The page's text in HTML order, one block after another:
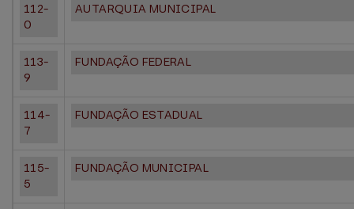
112-
0
AUTARQUIA MUNICIPAL
113-
9
FUNDAÇÃO FEDERAL
114-
7
FUNDAÇÃO ESTADUAL
115-
5
FUNDAÇÃO MUNICIPAL